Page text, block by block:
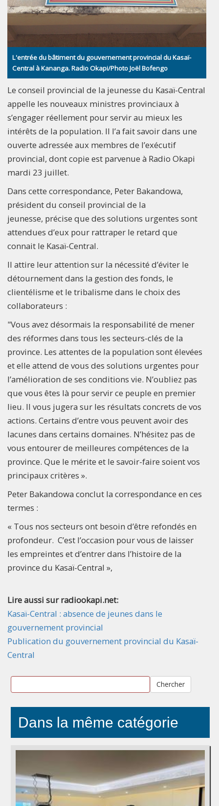
L'entrée du bâtiment du gouvernement provincial du Kasaï-
Central à Kananga. Radio Okapi/Photo Joël Bofengo
Le conseil provincial de la jeunesse du Kasaï-Central
appelle les nouveaux ministres provinciaux à
s’engager réellement pour servir au mieux les
intérêts de la population. Il l’a fait savoir dans une
ouverte adressée aux membres de l’exécutif
provincial, dont copie est parvenue à Radio Okapi
mardi 23 juillet.
Dans cette correspondance, Peter Bakandowa,
président du conseil provincial de la
jeunesse, précise que des solutions urgentes sont
attendues d’eux pour rattraper le retard que
connait le Kasaï-Central.
Il attire leur attention sur la nécessité d’éviter le
détournement dans la gestion des fonds, le
clientélisme et le tribalisme dans le choix des
collaborateurs :
"Vous avez désormais la responsabilité de mener
des réformes dans tous les secteurs-clés de la
province. Les attentes de la population sont élevées
et elle attend de vous des solutions urgentes pour
l’amélioration de ses conditions vie. N’oubliez pas
que vous êtes là pour servir ce peuple en premier
lieu. Il vous jugera sur les résultats concrets de vos
actions. Certains d’entre vous peuvent avoir des
lacunes dans certains domaines. N’hésitez pas de
vous entourer de meilleures compétences de la
province. Que le mérite et le savoir-faire soient vos
principaux critères ».
Peter Bakandowa conclut la correspondance en ces
termes :
« Tous nos secteurs ont besoin d’être refondés en
profondeur. C’est l’occasion pour vous de laisser
les empreintes et d’entrer dans l’histoire de la
province du Kasaï-Central »,
Lire aussi sur radiookapi.net:
Kasaï-Central : absence de jeunes dans le
gouvernement provincial
Publication du gouvernement provincial du Kasaï-
Central
Chercher
Dans la même catégorie